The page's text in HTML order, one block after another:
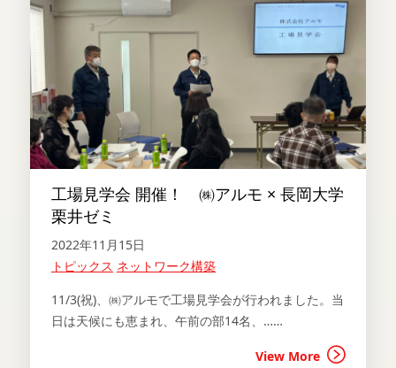
工場見学会 開催！ ㈱アルモ × 長岡大学
栗井ゼミ
2022年11月15日
トピックス ネットワーク構築
11/3(祝)、㈱アルモで工場見学会が行われました。当
日は天候にも恵まれ、午前の部14名、……
View More